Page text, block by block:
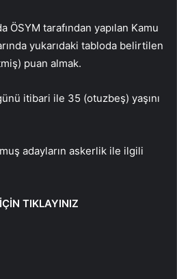
ÖSYM tarafından yapılan Kamu
yukarıdaki tabloda belirtilen
puan almak.
itibari ile 35 (otuzbeş) yaşını
adayların askerlik ile ilgili
TIKLAYINIZ